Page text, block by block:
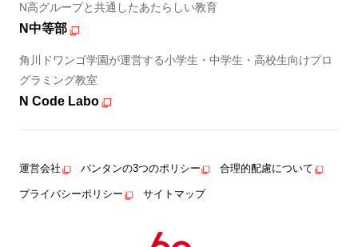
N高グループと共通したあたらしい教育
N中等部
角川ドワンゴ学園が運営する小学生・中学生・高校生向けプロ
グラミング教室
N Code Labo
運営会社 バンタンの3つのポリシー 合理的配慮について
プライバシーポリシー サイトマップ